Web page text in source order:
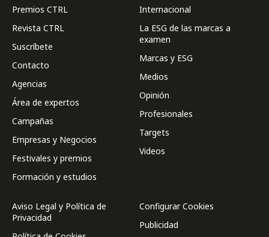
Premios CTRL
Revista CTRL
Suscríbete
Contacto
Agencias
Área de expertos
Campañas
Empresas y Negocios
Festivales y premios
Formación y estudios
Internacional
La ESG de las marcas a
examen
Marcas y ESG
Medios
Opinión
Profesionales
Targets
Videos
Aviso Legal y Política de
Privacidad
Configurar Cookies
Publicidad